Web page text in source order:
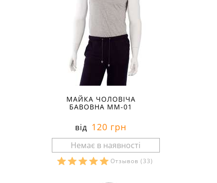
МАЙКА ЧОЛОВІЧА
БАВОВНА ММ-01
від 120 грн
Отзывов (33)